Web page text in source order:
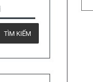
TÌM KIẾM